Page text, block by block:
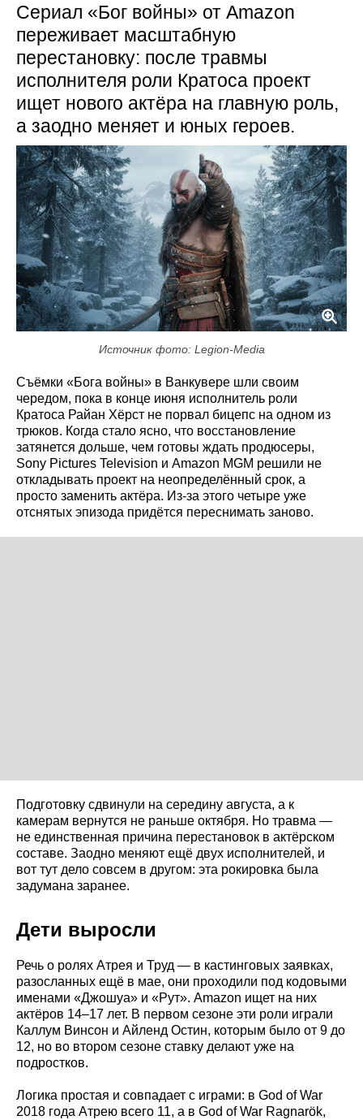
Сериал «Бог войны» от Amazon
переживает масштабную
перестановку: после травмы
исполнителя роли Кратоса проект
ищет нового актёра на главную роль,
а заодно меняет и юных героев.
Источник фото: Legion-Media
Съёмки «Бога войны» в Ванкувере шли своим
чередом, пока в конце июня исполнитель роли
Кратоса Райан Хёрст не порвал бицепс на одном из
трюков. Когда стало ясно, что восстановление
затянется дольше, чем готовы ждать продюсеры,
Sony Pictures Television и Amazon MGM решили не
откладывать проект на неопределённый срок, а
просто заменить актёра. Из-за этого четыре уже
отснятых эпизода придётся переснимать заново.
Подготовку сдвинули на середину августа, а к
камерам вернутся не раньше октября. Но травма —
не единственная причина перестановок в актёрском
составе. Заодно меняют ещё двух исполнителей, и
вот тут дело совсем в другом: эта рокировка была
задумана заранее.
Дети выросли
Речь о ролях Атрея и Труд — в кастинговых заявках,
разосланных ещё в мае, они проходили под кодовыми
именами «Джошуа» и «Рут». Amazon ищет на них
актёров 14–17 лет. В первом сезоне эти роли играли
Каллум Винсон и Айленд Остин, которым было от 9 до
12, но во втором сезоне ставку делают уже на
подростков.
Логика простая и совпадает с играми: в God of War
2018 года Атрею всего 11, а в God of War Ragnarök,